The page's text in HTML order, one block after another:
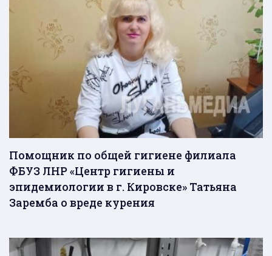
Помощник по общей гигиене филиала
ФБУЗ ЛНР «Центр гигиены и
эпидемиологии в г. Кировске» Татьяна
Заремба о вреде курения